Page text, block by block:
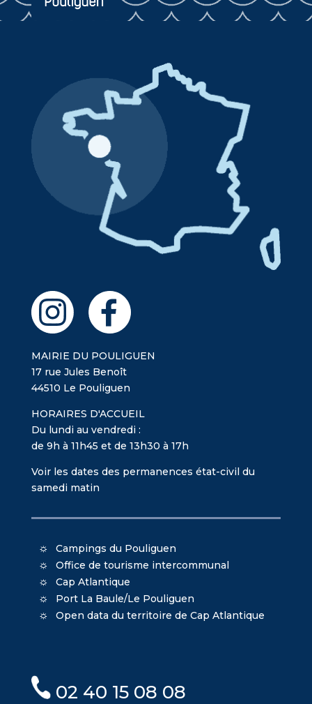
MAIRIE DU POULIGUEN
17 rue Jules Benoît
44510 Le Pouliguen
HORAIRES D'ACCUEIL
Du lundi au vendredi :
de 9h à 11h45 et de 13h30 à 17h
Voir les dates des permanences état-civil du
samedi matin
Campings du Pouliguen
Office de tourisme intercommunal
Cap Atlantique
Port La Baule/Le Pouliguen
Open data du territoire de Cap Atlantique
02 40 15 08 08